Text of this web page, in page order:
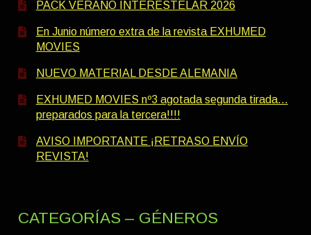
PACK VERANO INTERESTELAR 2026
En Junio número extra de la revista EXHUMED
MOVIES
NUEVO MATERIAL DESDE ALEMANIA
EXHUMED MOVIES nº3 agotada segunda tirada…
preparados para la tercera!!!!
AVISO IMPORTANTE ¡RETRASO ENVÍO
REVISTA!
CATEGORÍAS – GÉNEROS